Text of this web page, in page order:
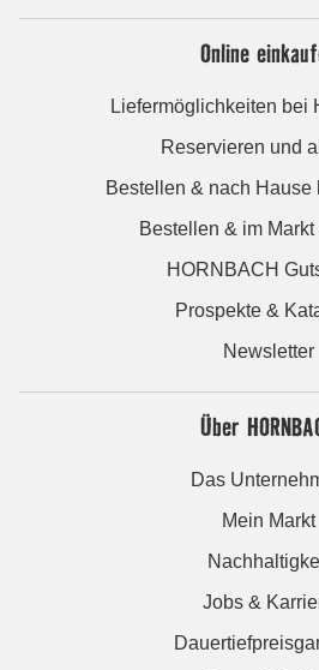
Online
Liefermöglichkeiten bei
Reservieren und
Bestellen & nach Hause
Bestellen & im
HORNBACH
Prospekte &
Newsletter
Über
Das
Mein Markt
Jobs &